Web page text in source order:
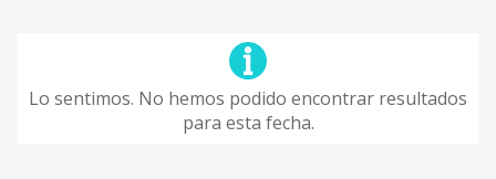
Lo sentimos. No hemos podido encontrar resultados
para esta fecha.